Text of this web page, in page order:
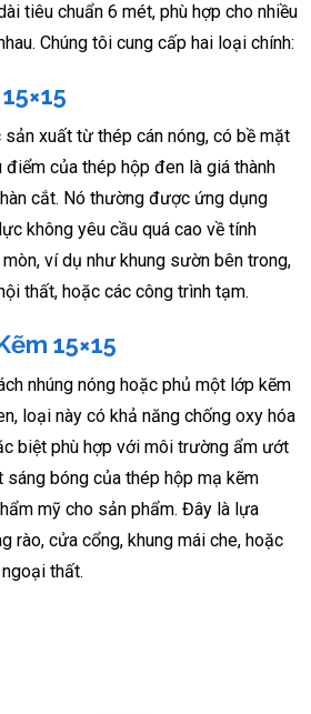
tiêu chuẩn 6 mét, phù hợp cho nhiều
Chúng tôi cung cấp hai loại chính:
xuất từ thép cán nóng, có bề mặt
của thép hộp đen là giá thành
cắt. Nó thường được ứng dụng
không yêu cầu quá cao về tính
ví dụ như khung sườn bên trong,
thất, hoặc các công trình tạm.
15×15
nhúng nóng hoặc phủ một lớp kẽm
loại này có khả năng chống oxy hóa
biệt phù hợp với môi trường ẩm ướt
sáng bóng của thép hộp mạ kẽm
mỹ cho sản phẩm. Đây là lựa
rào, cửa cổng, khung mái che, hoặc
thất.